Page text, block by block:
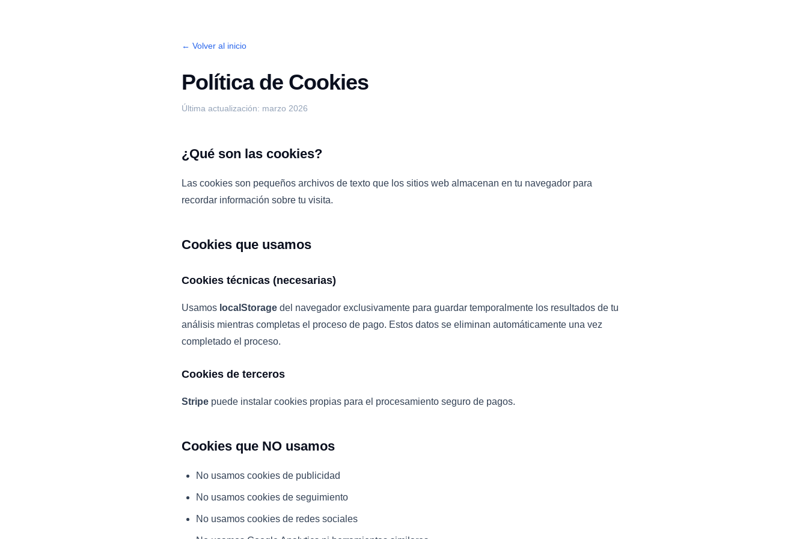
← Volver al inicio
Política de Cookies
Última actualización: marzo 2026
¿Qué son las cookies?
Las cookies son pequeños archivos de texto que los sitios web almacenan en tu navegador para
recordar información sobre tu visita.
Cookies que usamos
Cookies técnicas (necesarias)
Usamos localStorage del navegador exclusivamente para guardar temporalmente los resultados de tu
análisis mientras completas el proceso de pago. Estos datos se eliminan automáticamente una vez
completado el proceso.
Cookies de terceros
Stripe puede instalar cookies propias para el procesamiento seguro de pagos.
Cookies que NO usamos
No usamos cookies de publicidad
No usamos cookies de seguimiento
No usamos cookies de redes sociales